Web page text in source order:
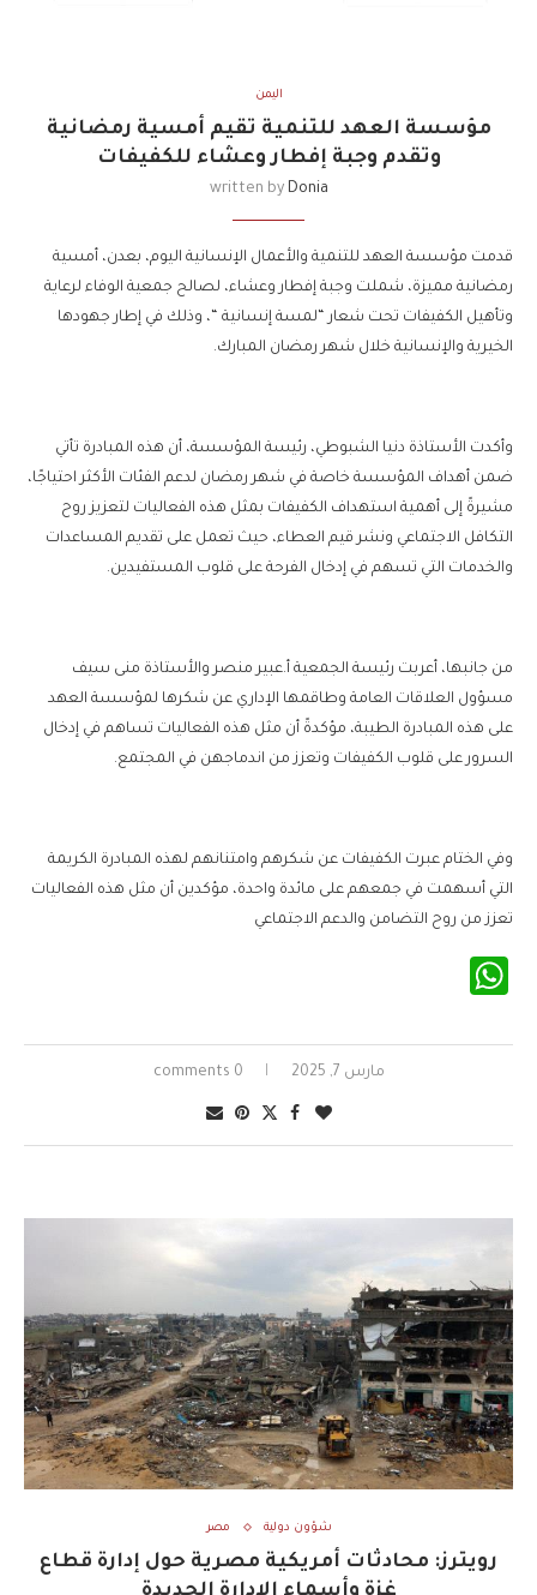
اليمن
مؤسسة العهد للتنمية تقيم أمسية رمضانية
وتقدم وجبة إفطار وعشاء للكفيفات
written by Donia
قدمت مؤسسة العهد للتنمية والأعمال الإنسانية اليوم، بعدن، أمسية
رمضانية مميزة، شملت وجبة إفطار وعشاء، لصالح جمعية الوفاء لرعاية
وتأهيل الكفيفات تحت شعار “لمسة إنسانية “، وذلك في إطار جهودها
الخيرية والإنسانية خلال شهر رمضان المبارك.
وأكدت الأستاذة دنيا الشبوطي، رئيسة المؤسسة، أن هذه المبادرة تأتي
ضمن أهداف المؤسسة خاصة في شهر رمضان لدعم الفئات الأكثر احتياجًا،
مشيرةً إلى أهمية استهداف الكفيفات بمثل هذه الفعاليات لتعزيز روح
التكافل الاجتماعي ونشر قيم العطاء، حيث تعمل على تقديم المساعدات
والخدمات التي تسهم في إدخال الفرحة على قلوب المستفيدين.
من جانبها، أعربت رئيسة الجمعية أ.عبير منصر والأستاذة منى سيف
مسؤول العلاقات العامة وطاقمها الإداري عن شكرها لمؤسسة العهد
على هذه المبادرة الطيبة، مؤكدةً أن مثل هذه الفعاليات تساهم في إدخال
السرور على قلوب الكفيفات وتعزز من اندماجهن في المجتمع.
وفي الختام عبرت الكفيفات عن شكرهم وامتنانهم لهذه المبادرة الكريمة
التي أسهمت في جمعهم على مائدة واحدة، مؤكدين أن مثل هذه الفعاليات
تعزز من روح التضامن والدعم الاجتماعي
مارس 7, 2025 0 comments
شؤون دولية مصر
رويترز: محادثات أمريكية مصرية حول إدارة قطاع